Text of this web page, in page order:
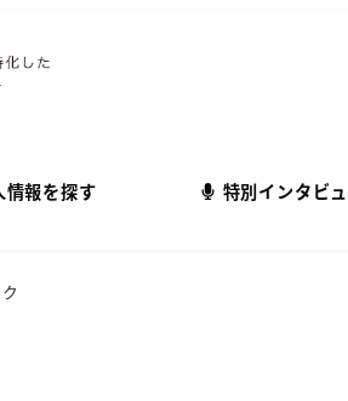
情報を探す 特別インタビ